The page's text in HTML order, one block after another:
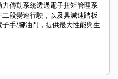
力傳動系統透過電子扭矩管理系
二段變速行駛，以及具減速踏板
子手/腳油門，提供最大性能與生